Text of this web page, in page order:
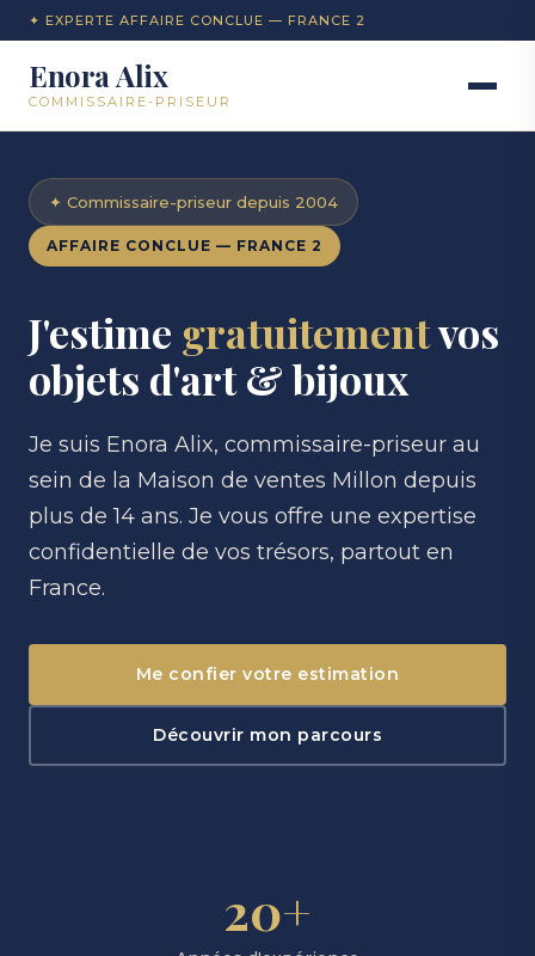
✦ EXPERTE AFFAIRE CONCLUE — FRANCE 2
Enora Alix
COMMISSAIRE-PRISEUR
✦ Commissaire-priseur depuis 2004
AFFAIRE CONCLUE — FRANCE 2
J'estime gratuitementvos
objets d'art & bijoux
Je suis Enora Alix, commissaire-priseur au
sein de la Maison de ventes Millon depuis
plus de 14 ans. Je vous offre une expertise
confidentielle de vos trésors, partout en
France.
Me confier votre estimation
Découvrir mon parcours
20+